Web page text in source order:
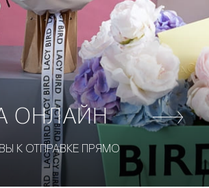
ОНЛАЙН
К ОТПРАВКЕ ПРЯМО